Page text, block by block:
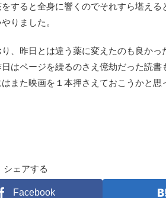
すると全身に響くのでそれすら堪える
りました。
、昨日とは違う薬に変えたのも良かっ
はページを繰るのさえ億劫だった読書
また映画を１本押さえておこうかと思
シェアする
Facebook